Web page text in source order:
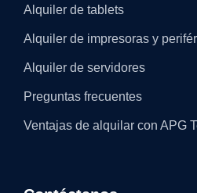
Alquiler de tablets
Alquiler de impresoras y
Alquiler de servidores
Preguntas frecuentes
Ventajas de alquilar con APG